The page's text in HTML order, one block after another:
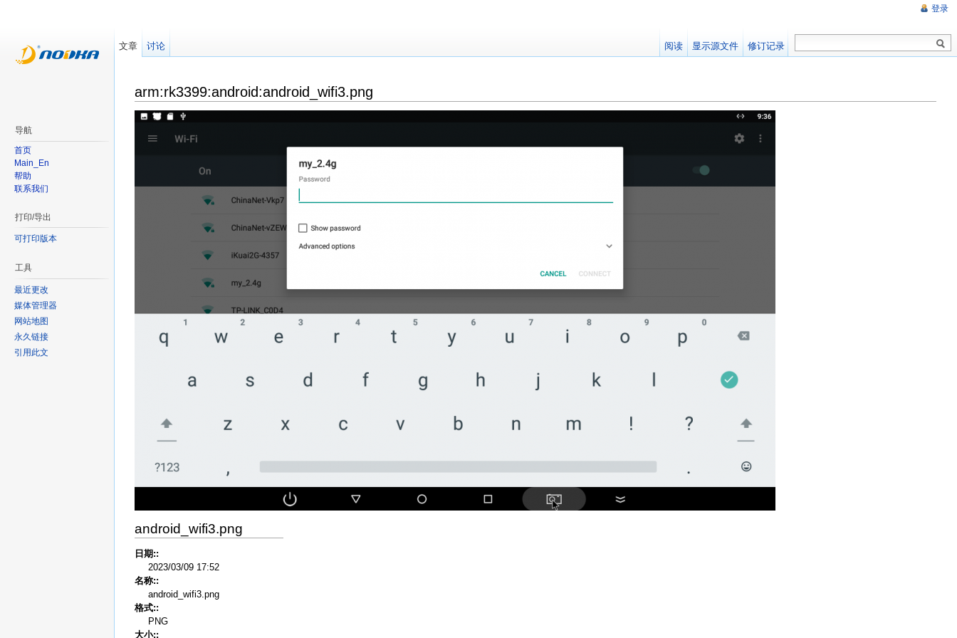
arm:rk3399:android:android_wifi3.png
android_wifi3.png
日期::
2023/03/09 17:52
名称::
android_wifi3.png
格式::
PNG
大小::
登录
文章 讨论 阅读 显示源文件 修订记录
导航
首页
Main_En
帮助
联系我们
打印/导出
可打印版本
工具
最近更改
媒体管理器
网站地图
永久链接
引用此文